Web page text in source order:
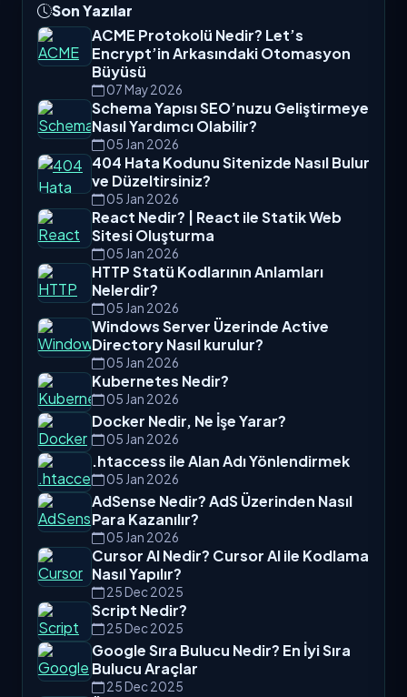
Son Yazılar
ACME Protokolü Nedir? Let’s
Encrypt’in Arkasındaki Otomasyon
Büyüsü
07 May 2026
Schema Yapısı SEO’nuzu Geliştirmeye
Nasıl Yardımcı Olabilir?
05 Jan 2026
404 Hata Kodunu Sitenizde Nasıl Bulur
ve Düzeltirsiniz?
05 Jan 2026
React Nedir? | React ile Statik Web
Sitesi Oluşturma
05 Jan 2026
HTTP Statü Kodlarının Anlamları
Nelerdir?
05 Jan 2026
Windows Server Üzerinde Active
Directory Nasıl kurulur?
05 Jan 2026
Kubernetes Nedir?
05 Jan 2026
Docker Nedir, Ne İşe Yarar?
05 Jan 2026
.htaccess ile Alan Adı Yönlendirmek
05 Jan 2026
AdSense Nedir? AdS Üzerinden Nasıl
Para Kazanılır?
05 Jan 2026
Cursor AI Nedir? Cursor AI ile Kodlama
Nasıl Yapılır?
25 Dec 2025
Script Nedir?
25 Dec 2025
Google Sıra Bulucu Nedir? En İyi Sıra
Bulucu Araçlar
25 Dec 2025